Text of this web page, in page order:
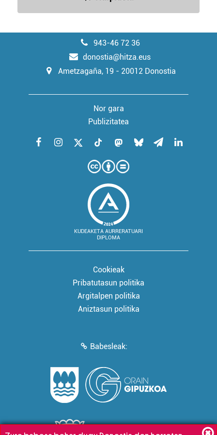
erabiltzeko baimen esplizitua ematen diguzu.Gehiago
943-46 72 36
donostia@hitza.eus
Ametzagaña, 19 - 20012 Donostia
Nor gara
Publizitatea
KUDEAKETA AURRERATUARI
DIPLOMA
Cookieak
Pribatutasun politika
Argitalpen politika
Aniztasun politika
Babesleak: